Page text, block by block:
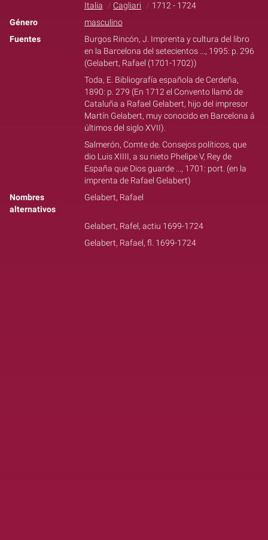
Italia
Cagliari
1712 - 1724
Género
masculino
Fuentes
Burgos Rincón, J. Imprenta y cultura del libro
en la Barcelona del setecientos ..., 1995: p. 296
(Gelabert, Rafael (1701-1702))
Toda, E. Bibliografía española de Cerdeña,
1890: p. 279 (En 1712 el Convento llamó de
Cataluña a Rafael Gelabert, hijo del impresor
Martín Gelabert, muy conocido en Barcelona á
últimos del siglo XVII).
Salmerón, Comte de. Consejos políticos, que
dio Luis XIIII, a su nieto Phelipe V, Rey de
España que Dios guarde ..., 1701: port. (en la
imprenta de Rafael Gelabert)
Nombres
alternativos
Gelabert, Rafael
Gelabert, Rafel, actiu 1699-1724
Gelabert, Rafael, fl. 1699-1724